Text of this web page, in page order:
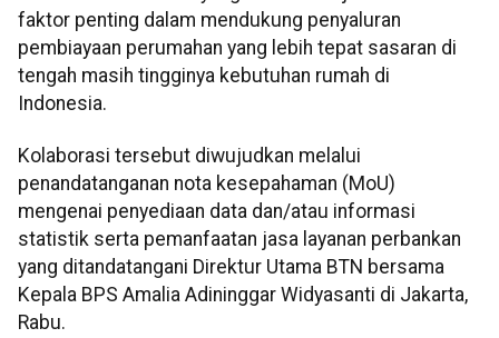
faktor penting dalam mendukung penyaluran
pembiayaan perumahan yang lebih tepat sasaran di
tengah masih tingginya kebutuhan rumah di
Indonesia.
Kolaborasi tersebut diwujudkan melalui
penandatanganan nota kesepahaman (MoU)
mengenai penyediaan data dan/atau informasi
statistik serta pemanfaatan jasa layanan perbankan
yang ditandatangani Direktur Utama BTN bersama
Kepala BPS Amalia Adininggar Widyasanti di Jakarta,
Rabu.